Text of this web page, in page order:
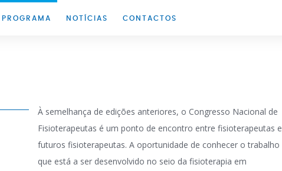
PROGRAMA NOTÍCIAS CONTACTOS
À semelhança de edições anteriores, o Congresso Nacional de
Fisioterapeutas é um ponto de encontro entre fisioterapeutas e
futuros fisioterapeutas. A oportunidade de conhecer o trabalho
que está a ser desenvolvido no seio da fisioterapia em